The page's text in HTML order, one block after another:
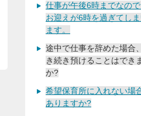
仕事が午後6時までなので
お迎えが6時を過ぎてし
ます。
途中で仕事を辞めた場合
き続き預けることはでき
か?
希望保育所に入れない場
ありますか?